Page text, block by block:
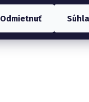
Odmietnuť